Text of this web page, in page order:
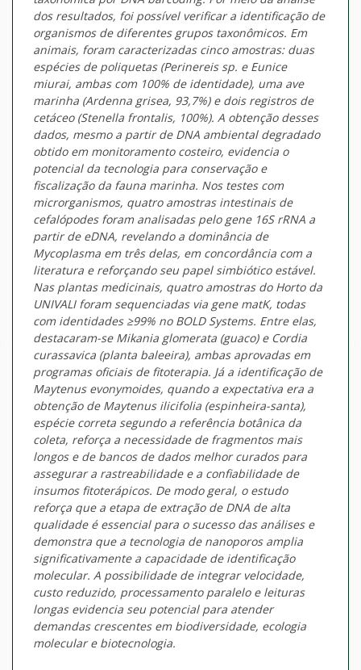
dos resultados, foi possível verificar a identificação de
organismos de diferentes grupos taxonômicos. Em
animais, foram caracterizadas cinco amostras: duas
espécies de poliquetas (Perinereis sp. e Eunice
miurai, ambas com 100% de identidade), uma ave
marinha (Ardenna grisea, 93,7%) e dois registros de
cetáceo (Stenella frontalis, 100%). A obtenção desses
dados, mesmo a partir de DNA ambiental degradado
obtido em monitoramento costeiro, evidencia o
potencial da tecnologia para conservação e
fiscalização da fauna marinha. Nos testes com
microrganismos, quatro amostras intestinais de
cefalópodes foram analisadas pelo gene 16S rRNA a
partir de eDNA, revelando a dominância de
Mycoplasma em três delas, em concordância com a
literatura e reforçando seu papel simbiótico estável.
Nas plantas medicinais, quatro amostras do Horto da
UNIVALI foram sequenciadas via gene matK, todas
com identidades ≥99% no BOLD Systems. Entre elas,
destacaram-se Mikania glomerata (guaco) e Cordia
curassavica (planta baleeira), ambas aprovadas em
programas oficiais de fitoterapia. Já a identificação de
Maytenus evonymoides, quando a expectativa era a
obtenção de Maytenus ilicifolia (espinheira-santa),
espécie correta segundo a referência botânica da
coleta, reforça a necessidade de fragmentos mais
longos e de bancos de dados melhor curados para
assegurar a rastreabilidade e a confiabilidade de
insumos fitoterápicos. De modo geral, o estudo
reforça que a etapa de extração de DNA de alta
qualidade é essencial para o sucesso das análises e
demonstra que a tecnologia de nanoporos amplia
significativamente a capacidade de identificação
molecular. A possibilidade de integrar velocidade,
custo reduzido, processamento paralelo e leituras
longas evidencia seu potencial para atender
demandas crescentes em biodiversidade, ecologia
molecular e biotecnologia.